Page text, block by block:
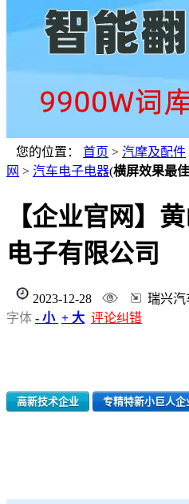
您的位置： 首页 > 汽摩及配件
网 > 汽车电子电器(横屏效果最佳
【企业官网】
电子有限公司
2023-12-28 瑞兴
字体 - 小 + 大 评论纠错
高新技术企业 专精特新小巨人企